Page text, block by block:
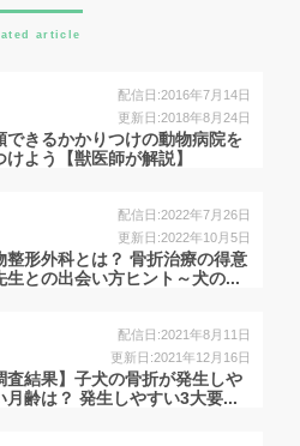
article
配信日:2016年7月14日
更新日:2018年8月24日
できるかかりつけの動物病院を
けよう【獣医師が解説】
配信日:2022年7月26日
更新日:2022年10月5日
整形外科とは？ 骨折治療の得意
生との出会い方ヒント～犬の...
配信日:2021年8月11日
更新日:2021年12月16日
査結果】子犬の骨折が発生しや
月齢は？ 発生しやすい3大要...